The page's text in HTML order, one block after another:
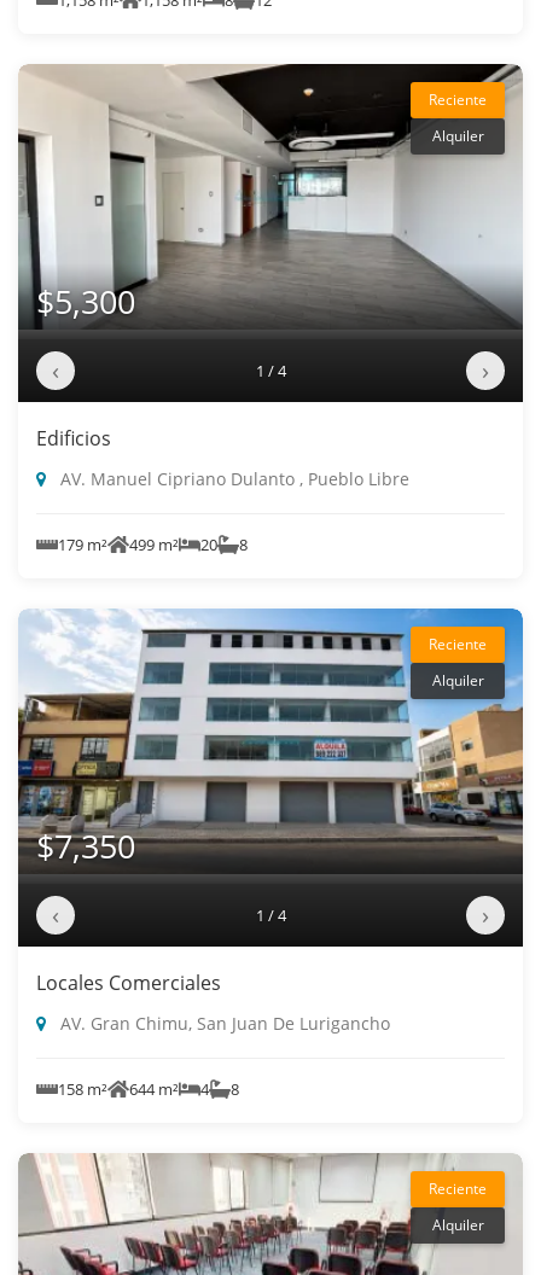
Reciente
Alquiler
$5,300
‹ 1 / 4 ›
Edificios
AV. Manuel Cipriano Dulanto , Pueblo Libre
179 m² 499 m² 20 8
Reciente
Alquiler
$7,350
‹ 1 / 4 ›
Locales Comerciales
AV. Gran Chimu, San Juan De Lurigancho
158 m² 644 m² 4 8
Reciente
Alquiler